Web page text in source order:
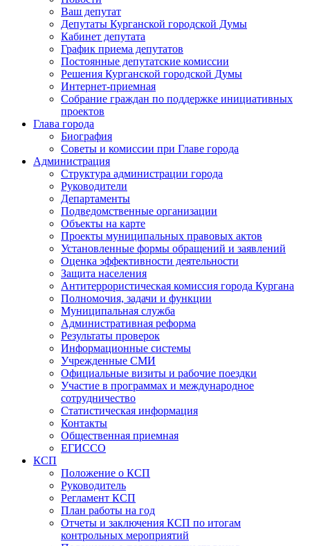
Ваш депутат
Депутаты Курганской городской Думы
Кабинет депутата
График приема депутатов
Постоянные депутатские комиссии
Решения Курганской городской Думы
Интернет-приемная
Собрание граждан по поддержке инициативных
проектов
Глава города
Биография
Советы и комиссии при Главе города
Администрация
Структура администрации города
Руководители
Департаменты
Подведомственные организации
Объекты на карте
Проекты муниципальных правовых актов
Установленные формы обращений и заявлений
Оценка эффективности деятельности
Защита населения
Антитеррористическая комиссия города Кургана
Полномочия, задачи и функции
Муниципальная служба
Административная реформа
Результаты проверок
Информационные системы
Учрежденные СМИ
Официальные визиты и рабочие поездки
Участие в программах и международное
сотрудничество
Статистическая информация
Контакты
Общественная приемная
ЕГИССО
КСП
Положение о КСП
Руководитель
Регламент КСП
План работы на год
Отчеты и заключения КСП по итогам
контрольных мероприятий